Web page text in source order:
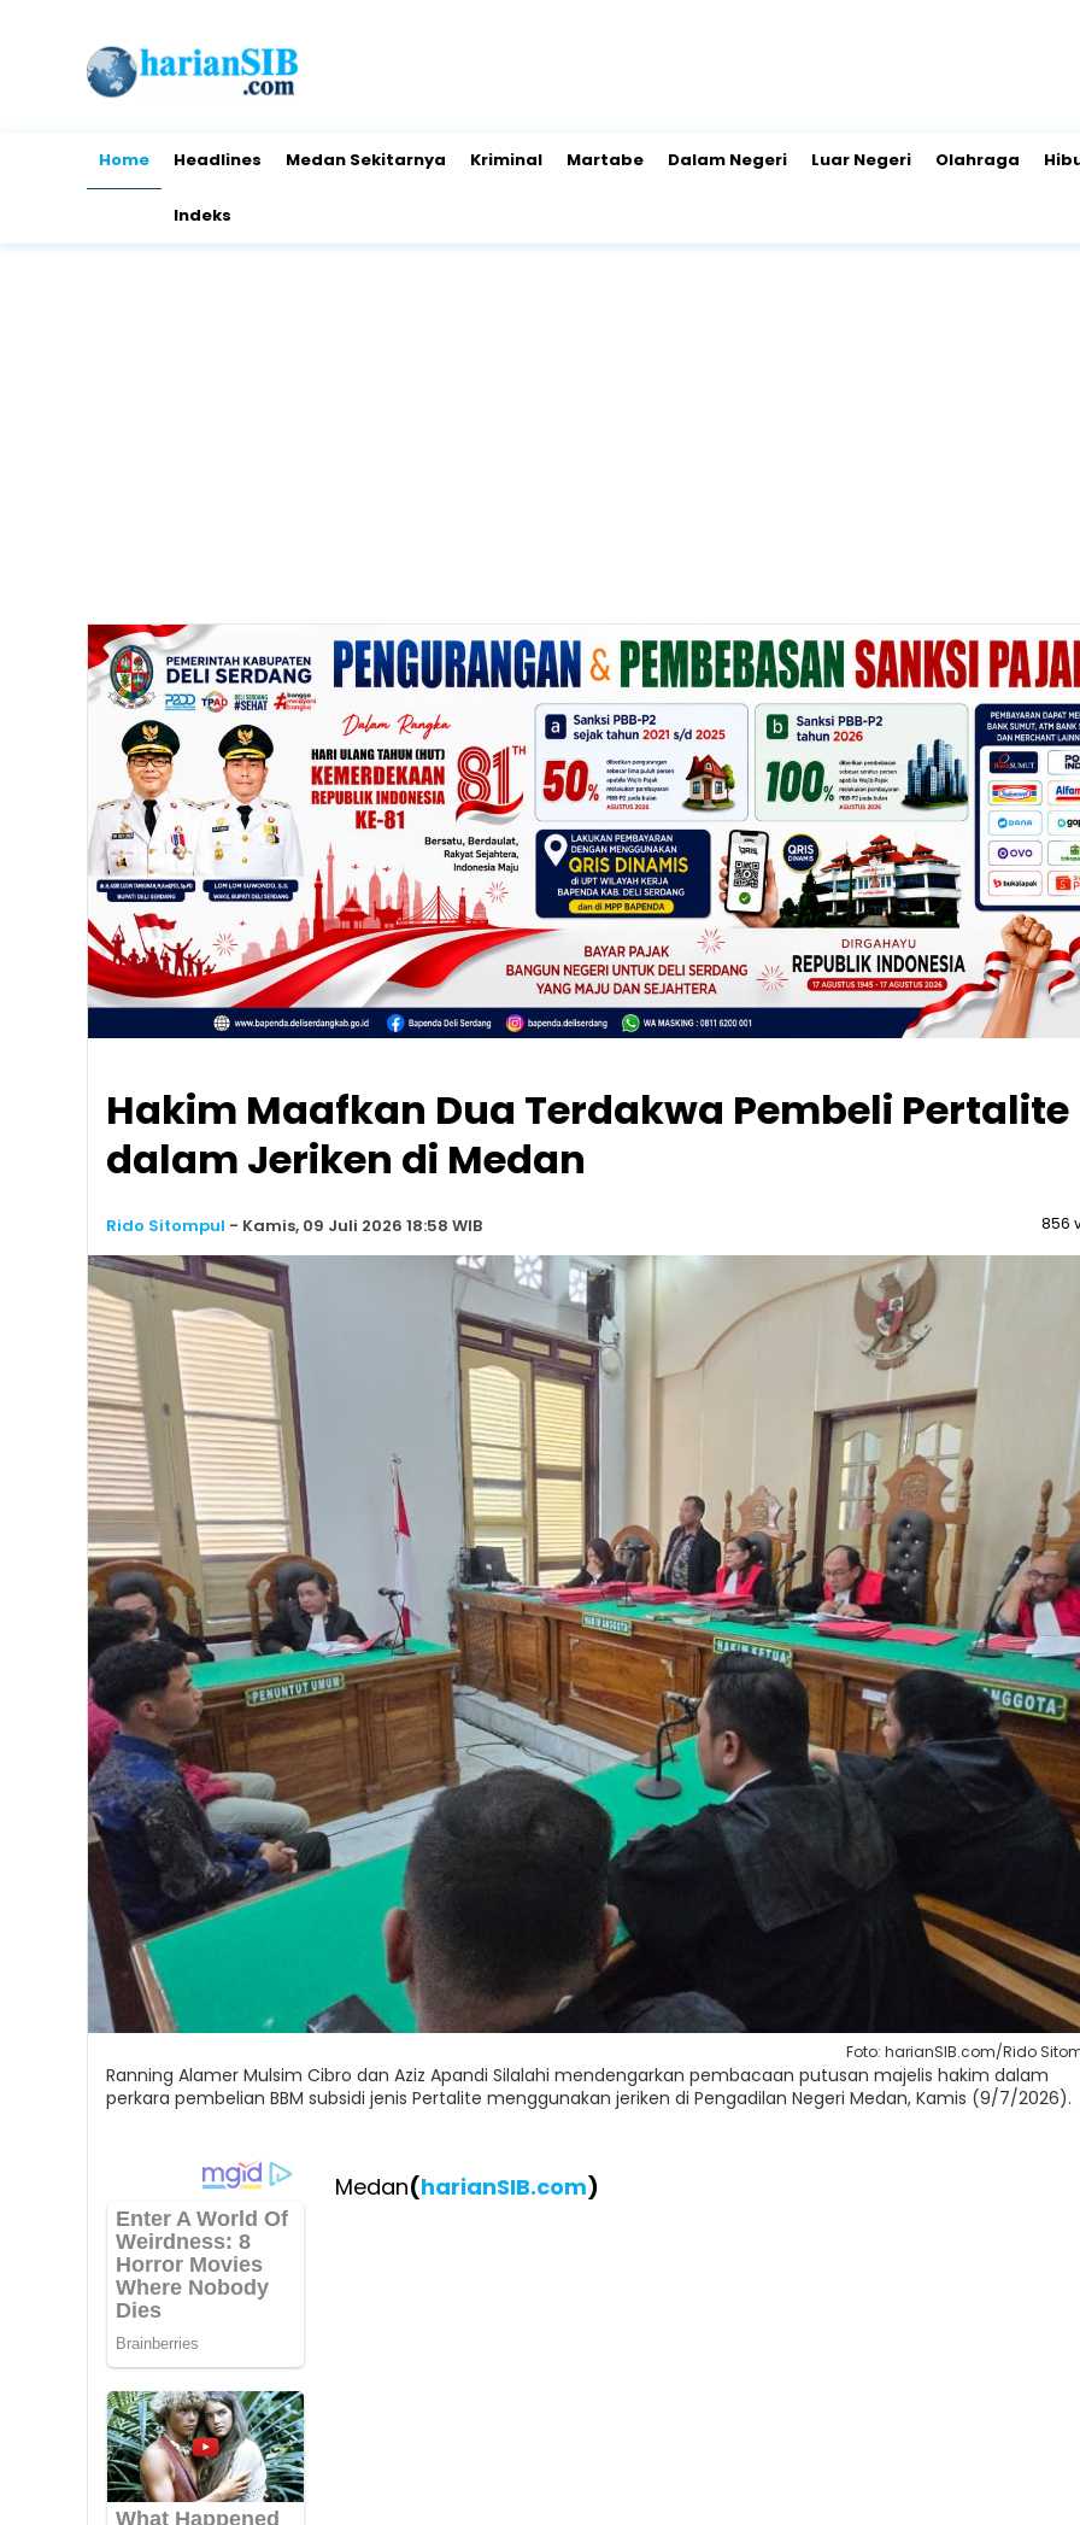
Home Headlines Medan Sekitarnya Kriminal Martabe Dalam Negeri Luar Negeri Olahraga
Indeks
Hakim Maafkan Dua Terdakwa Pembeli Pertalite
dalam Jeriken di Medan
Rido Sitompul - Kamis, 09 Juli 2026 18:58 WIB 856
Foto: harianSIB.com/Rido
Ranning Alamer Mulsim Cibro dan Aziz Apandi Silalahi mendengarkan pembacaan putusan majelis hakim dalam
perkara pembelian BBM subsidi jenis Pertalite menggunakan jeriken di Pengadilan Negeri Medan, Kamis (9/7/2026).
Medan(harianSIB.com)